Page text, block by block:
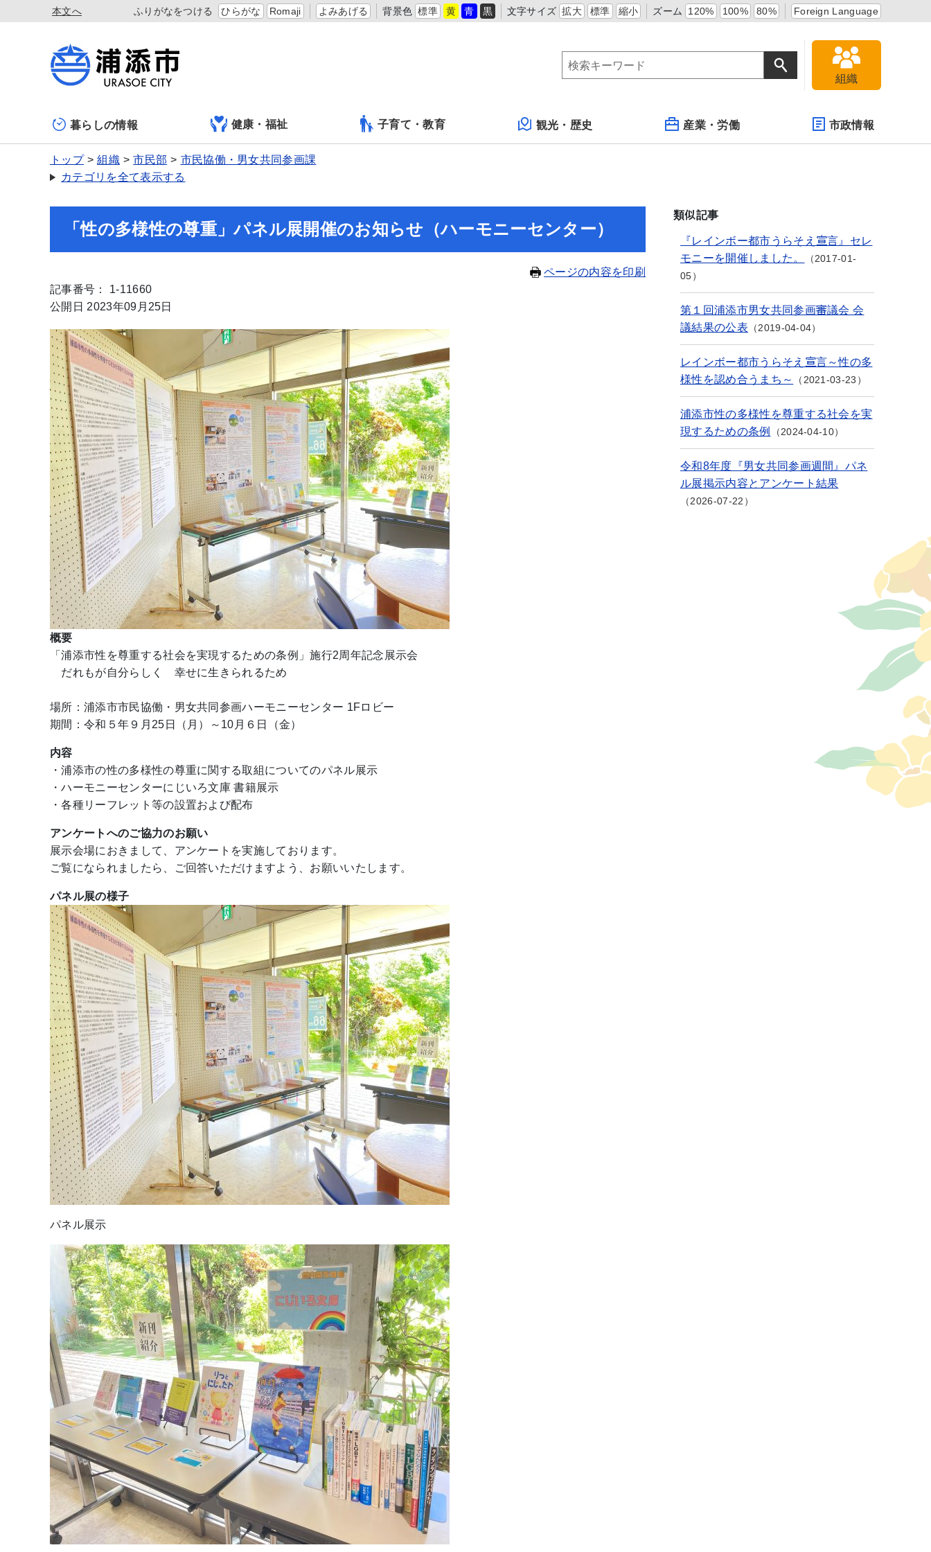
本文へ ふりがなをつける ひらがな Romaji よみあげる 背景色 標準 黄 青 黒 文字サイズ 拡大 標準 縮小 ズーム 120% 100% 80% Foreign Language
組織
暮らしの情報 健康・福祉 子育て・教育 観光・歴史 産業・労働 市政情報
トップ 組織 市民部
市民協働・男女共同参画課
カテゴリを全て表示する
「性の多様性の尊重」パネル展開催のお知らせ（ハーモニーセンター）
ページの内容を印刷
記事番号： 1-11660
公開日 2023年09月25日
概要
「浦添市性を尊重する社会を実現するための条例」施行2周年記念展示会
だれもが自分らしく 幸せに生きられるため
場所：浦添市市民協働・男女共同参画ハーモニーセンター 1Fロビー
期間：令和５年９月25日（月）～10月６日（金）
内容
・浦添市の性の多様性の尊重に関する取組についてのパネル展示
・ハーモニーセンターにじいろ文庫 書籍展示
・各種リーフレット等の設置および配布
アンケートへのご協力のお願い
展示会場におきまして、アンケートを実施しております。
ご覧になられましたら、ご回答いただけますよう、お願いいたします。
パネル展の様子
パネル展示
類似記事
『レインボー都市うらそえ宣言』セレ
モニーを開催しました。
2017-01-
05
第１回浦添市男女共同参画審議会 会
議結果の公表
2019-04-04
レインボー都市うらそえ宣言～性の多
様性を認め合うまち～
2021-03-23
浦添市性の多様性を尊重する社会を実
現するための条例
2024-04-10
令和8年度『男女共同参画週間』パネ
ル展掲示内容とアンケート結果
2026-07-22